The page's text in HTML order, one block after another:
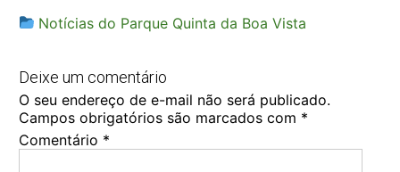
Notícias do Parque Quinta da Boa Vista
Deixe um comentário
O seu endereço de e-mail não será publicado.
Campos obrigatórios são marcados com *
Comentário *